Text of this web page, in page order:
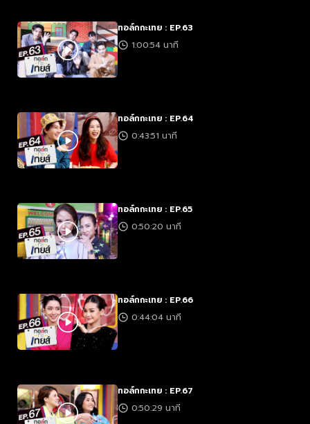
ทอล์กกะเทย : EP.63
1:00:54 นาที
ทอล์กกะเทย : EP.64
0:43:51 นาที
ทอล์กกะเทย : EP.65
0:50:20 นาที
ทอล์กกะเทย : EP.66
0:44:04 นาที
ทอล์กกะเทย : EP.67
0:50:29 นาที